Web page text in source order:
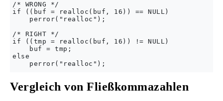
/* WRONG */
if ((buf = realloc(buf, 16)) == NULL)
    perror("realloc");
/* RIGHT */
if ((tmp = realloc(buf, 16)) != NULL)
    buf = tmp;
else
Vergleich von Fließkommazahlen